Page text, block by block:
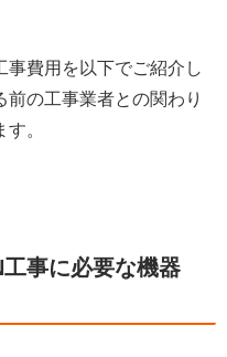
事費用を以下でご紹介し
の工事業者との関わり
。
事に必要な機器